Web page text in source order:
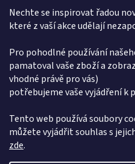
Nechte se inspirovat řadou
které z vaší akce udělají
Pro pohodlné používání
pamatoval vaše zboží a
vhodné právě pro vás)
potřebujeme vaše vyjádření k
Tento web používá soubory
můžete vyjádřit souhlas s
zde.
Papírové talíře prasátko
85 Kč
12